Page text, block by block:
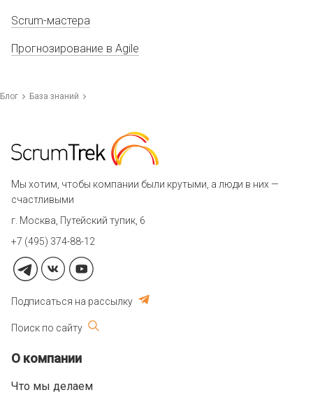
Scrum-мастера
Прогнозирование в Agile
Блог База знаний
Мы хотим, чтобы компании были крутыми, а люди в них —
счастливыми
г. Москва, Путейский тупик, 6
+7 (495) 374-88-12
Подписаться на рассылку
Поиск по сайту
О компании
Что мы делаем